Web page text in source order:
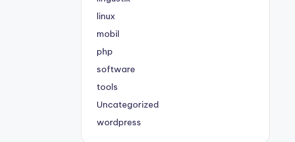
linux
mobil
php
software
tools
Uncategorized
wordpress